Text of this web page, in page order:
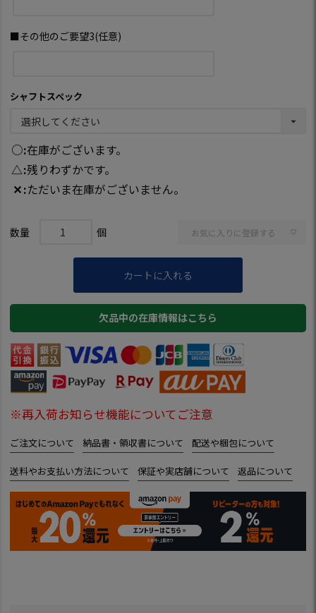
■その他のご要望3(任意)
シャフトスペック
○ 在庫がございます。
△ 残りわずかです。
✕ ただいま在庫がございません。
お気に入りに登録する
カートに入れる
欠品中の在庫情報はこちら
※再入荷お知らせ機能についてご注意
ご注文について 納品書・領収書について 配送や梱包について
送料やお支払い方法について 保証や実店舗について 返品について